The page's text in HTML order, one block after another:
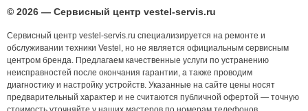
© 2026 — Сервисный центр vestel-servis.ru
Сервисный центр vestel-servis.ru специализируется на ремонте и
обслуживании техники Vestel, но не является официальным сервисным
центром бренда. Предлагаем качественные услуги по устранению
неисправностей после окончания гарантии, а также проводим
диагностику и настройку устройств. Указанные на сайте цены носят
предварительный характер и не считаются публичной офертой — точную